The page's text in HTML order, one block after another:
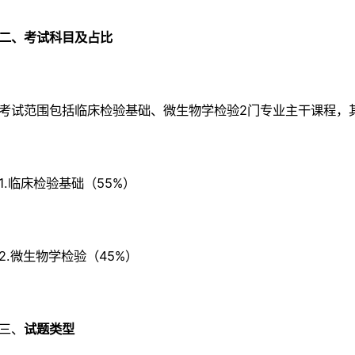
、考试科目及占比
试范围包括临床检验基础、微生物学检验2门专业主干课程，
临床检验基础（55%）
微生物学检验（45%）
、 试题类型